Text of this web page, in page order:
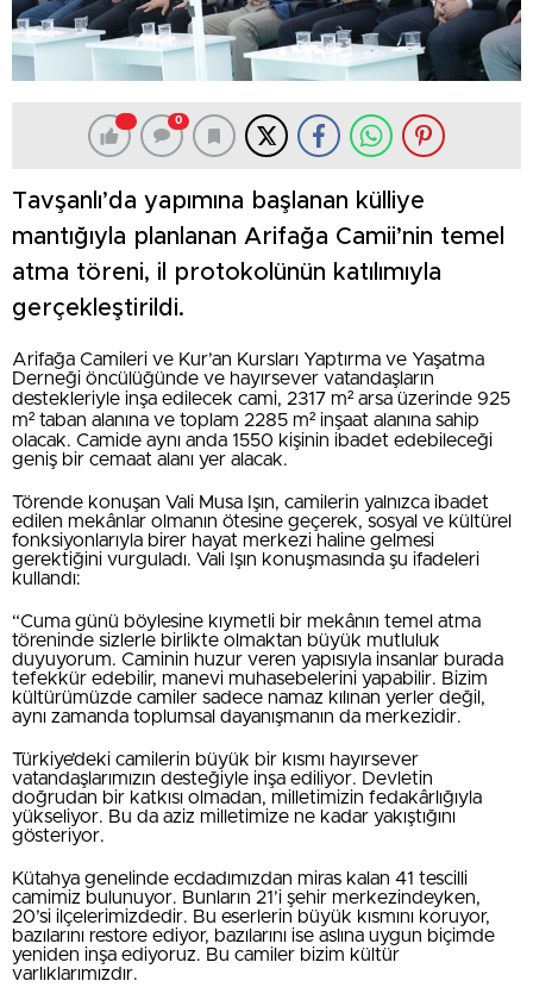
0
Tavşanlı’da yapımına başlanan külliye
mantığıyla planlanan Arifağa Camii’nin temel
atma töreni, il protokolünün katılımıyla
gerçekleştirildi.
Arifağa Camileri ve Kur’an Kursları Yaptırma ve Yaşatma
Derneği öncülüğünde ve hayırsever vatandaşların
destekleriyle inşa edilecek cami, 2317 m² arsa üzerinde 925
m² taban alanına ve toplam 2285 m² inşaat alanına sahip
olacak. Camide aynı anda 1550 kişinin ibadet edebileceği
geniş bir cemaat alanı yer alacak.
Törende konuşan Vali Musa Işın, camilerin yalnızca ibadet
edilen mekânlar olmanın ötesine geçerek, sosyal ve kültürel
fonksiyonlarıyla birer hayat merkezi haline gelmesi
gerektiğini vurguladı. Vali Işın konuşmasında şu ifadeleri
kullandı:
“Cuma günü böylesine kıymetli bir mekânın temel atma
töreninde sizlerle birlikte olmaktan büyük mutluluk
duyuyorum. Caminin huzur veren yapısıyla insanlar burada
tefekkür edebilir, manevi muhasebelerini yapabilir. Bizim
kültürümüzde camiler sadece namaz kılınan yerler değil,
aynı zamanda toplumsal dayanışmanın da merkezidir.
Türkiye’deki camilerin büyük bir kısmı hayırsever
vatandaşlarımızın desteğiyle inşa ediliyor. Devletin
doğrudan bir katkısı olmadan, milletimizin fedakârlığıyla
yükseliyor. Bu da aziz milletimize ne kadar yakıştığını
gösteriyor.
Kütahya genelinde ecdadımızdan miras kalan 41 tescilli
camimiz bulunuyor. Bunların 21’i şehir merkezindeyken,
20’si ilçelerimizdedir. Bu eserlerin büyük kısmını koruyor,
bazılarını restore ediyor, bazılarını ise aslına uygun biçimde
yeniden inşa ediyoruz. Bu camiler bizim kültür
varlıklarımızdır.